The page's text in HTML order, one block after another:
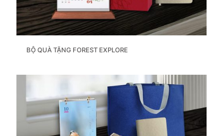
BỘ QUÀ TẶNG FOREST EXPLORE